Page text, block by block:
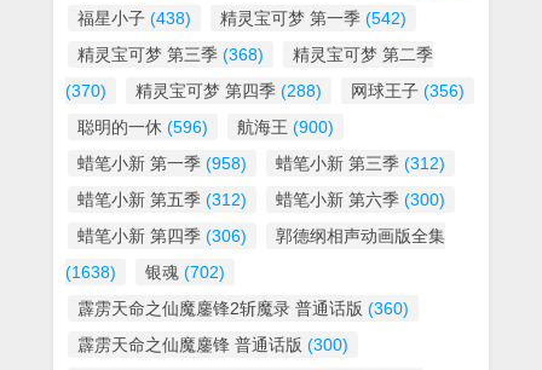
福星小子 (438) 精灵宝可梦 第一季 (542)
精灵宝可梦 第三季 (368)
精灵宝可梦 第二季
(370)
精灵宝可梦 第四季 (288) 网球王子 (356)
聪明的一休 (596) 航海王 (900)
蜡笔小新 第一季 (958) 蜡笔小新 第三季 (312)
蜡笔小新 第五季 (312) 蜡笔小新 第六季 (300)
蜡笔小新 第四季 (306)
郭德纲相声动画版全集
(1638)
银魂 (702)
霹雳天命之仙魔鏖锋2斩魔录 普通话版 (360)
霹雳天命之仙魔鏖锋 普通话版 (300)